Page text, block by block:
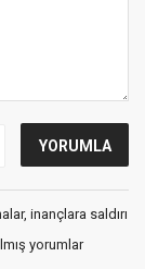
inançlara saldırı
yorumlar